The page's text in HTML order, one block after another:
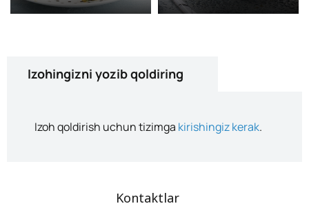
Izohingizni yozib qoldiring
Izoh qoldirish uchun tizimga kirishingiz kerak.
Kontaktlar